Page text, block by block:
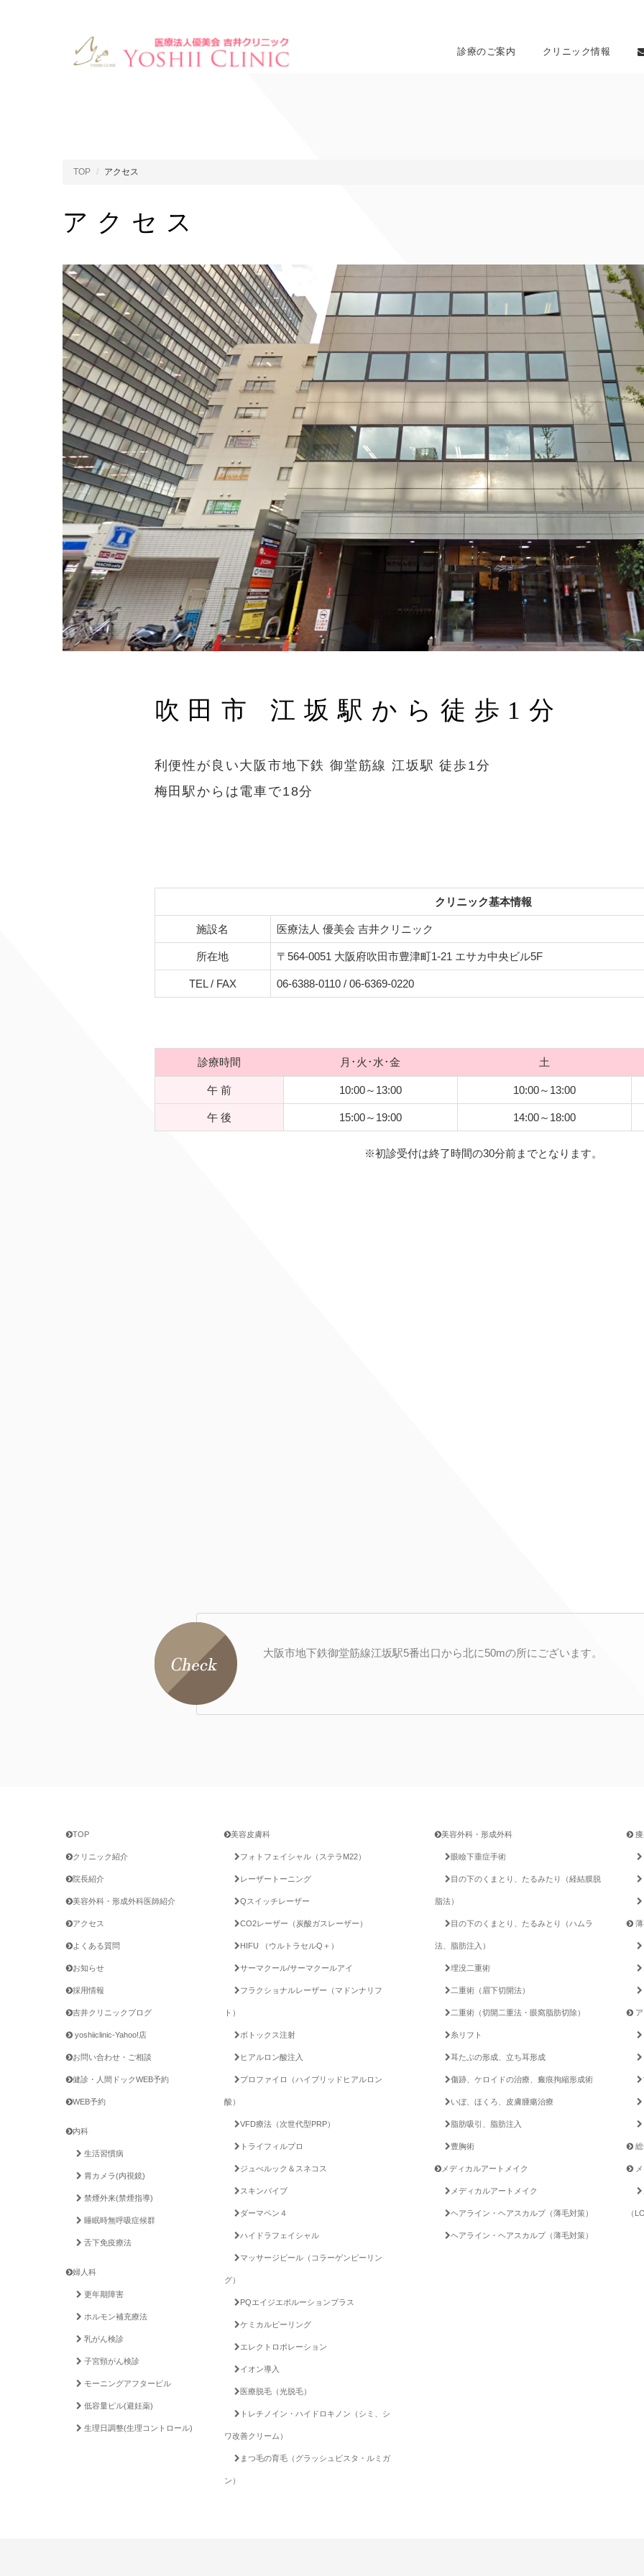
診療のご案内 クリニック情報
TOP アクセス
アクセス
吹田市 江坂駅から 徒歩1分
利便性が良い大阪市地下鉄 御堂筋線 江坂駅 徒歩1分
梅田駅からは電車で18分
クリニック基本情報
施設名 医療法人 優美会 吉井クリニック
所在地 〒564-0051 大阪府吹田市豊津町1-21 エサカ中央ビル5F
TEL / FAX 06-6388-0110 / 06-6369-0220
診療時間 月･火･水･金 土
午 前 10:00～13:00 10:00～13:00
午 後 15:00～19:00 14:00～18:00
※初診受付は終了時間の30分前までとなります。
大阪市地下鉄御堂筋線江坂駅5番出口から北に50mの所にございます。
TOP
クリニック紹介
院長紹介
美容外科・形成外科医師紹介
アクセス
よくある質問
お知らせ
採用情報
吉井クリニックブログ
yoshiiclinic-Yahoo!店
お問い合わせ・ご相談
健診・人間ドックWEB予約
WEB予約
内科
生活習慣病
胃カメラ(内視鏡)
禁煙外来(禁煙指導)
睡眠時無呼吸症候群
舌下免疫療法
婦人科
更年期障害
ホルモン補充療法
乳がん検診
子宮頸がん検診
モーニングアフターピル
低容量ピル(避妊薬)
生理日調整(生理コントロール)
美容皮膚科
フォトフェイシャル（ステラM22）
レーザートーニング
Qスイッチレーザー
CO2レーザー（炭酸ガスレーザー）
HIFU （ウルトラセルQ＋）
サーマクール/サーマクールアイ
フラクショナルレーザー（マドンナリフ
ト）
ボトックス注射
ヒアルロン酸注入
プロファイロ（ハイブリッドヒアルロン
酸）
VFD療法（次世代型PRP）
トライフィルプロ
ジュべルック＆スネコス
スキンバイブ
ダーマペン４
ハイドラフェイシャル
マッサージピール（コラーゲンピーリン
グ）
PQエイジエボルーションプラス
ケミカルピーリング
エレクトロポレーション
イオン導入
医療脱毛（光脱毛）
トレチノイン・ハイドロキノン（シミ、シ
ワ改善クリーム）
まつ毛の育毛（グラッシュビスタ・ルミガ
ン）
美容外科・形成外科
眼瞼下垂症手術
目の下のくまとり、たるみたり（経結膜脱
脂法）
目の下のくまとり、たるみとり（ハムラ
法、脂肪注入）
埋没二重術
二重術（眉下切開法）
二重術（切開二重法・眼窩脂肪切除）
糸リフト
耳たぶの形成、立ち耳形成
傷跡、ケロイドの治療、瘢痕拘縮形成術
いぼ、ほくろ、皮膚腫瘍治療
脂肪吸引、脂肪注入
豊胸術
メディカルアートメイク
メディカルアートメイク
ヘアライン・ヘアスカルプ（薄毛対策）
ヘアライン・ヘアスカルプ（薄毛対策）
（